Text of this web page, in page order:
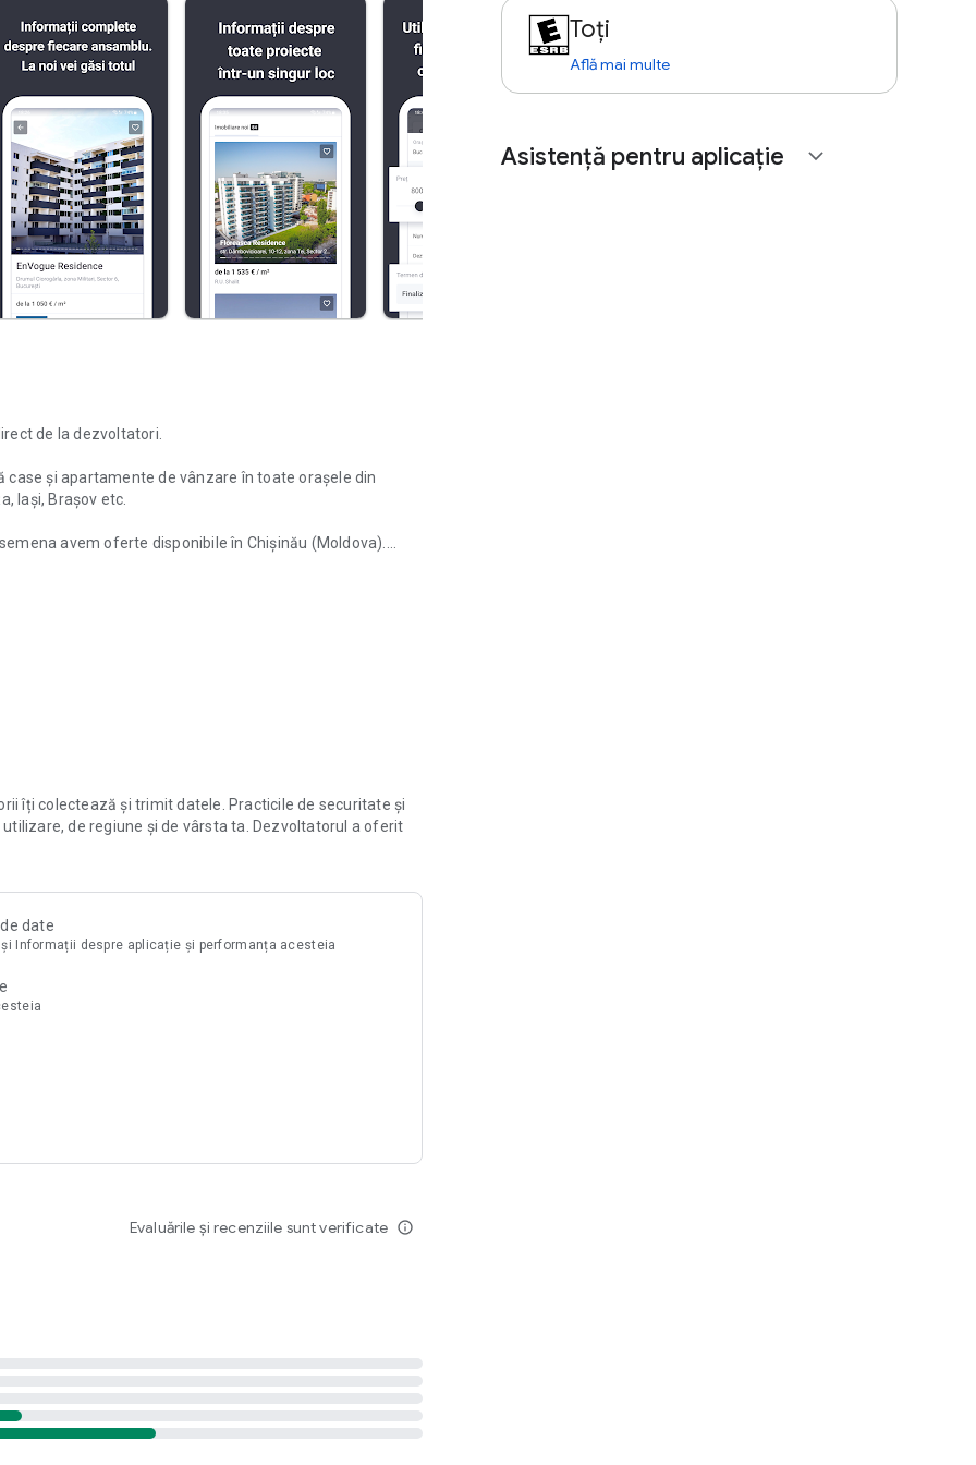
de la dezvoltatori.
case și apartamente de vânzare în toate orașele din
Iași, Brașov etc.
avem oferte disponibile în Chișinău (Moldova).
criteriilor dvs. utilizând numeroasele filtre
și oferte, informații despre dezvoltator imobiliar.
informată.
să nu ratezi apartamentele preferate și casele ieftine.
din România, Republica Moldova și alte țări.
pe Korter.ro.
îți colectează și trimit datele. Practicile de securitate și
de regiune și de vârsta ta. Dezvoltatorul a oferit
date
Informații despre aplicație și performanța acesteia
Evaluările și recenziile sunt verificate info_outline
Toți
Află mai multe
Asistență pentru aplicație expand_more